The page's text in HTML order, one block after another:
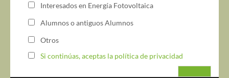
Interesados en Energía Fotovoltaica
Alumnos o antiguos Alumnos
Otros
Si continúas, aceptas la política de privacidad